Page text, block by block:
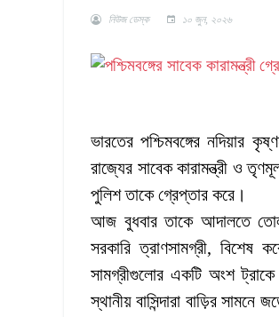
নিউজ ডেস্ক ১০ জুন, ২০২৬
ভারতের পশ্চিমবঙ্গের নদিয়ার
রাজ্যের সাবেক কারামন্ত্রী ও
পুলিশ তাকে গ্রেপ্তার করে।
আজ বুধবার তাকে আদালতে
সরকারি ত্রাণসামগ্রী,
সামগ্রীগুলোর একটি অংশ
স্থানীয় বাসিন্দারা বাড়ির